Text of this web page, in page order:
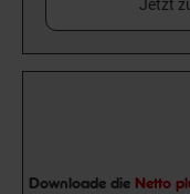
Jetzt
Downloade die Netto